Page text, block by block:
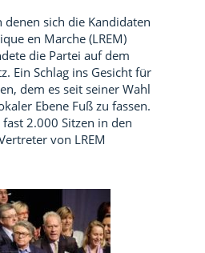
denen sich die Kandidaten
en Marche (LREM)
die Partei auf dem
Ein Schlag ins Gesicht für
dem es seit seiner Wahl
Ebene Fuß zu fassen.
2.000 Sitzen in den
von LREM